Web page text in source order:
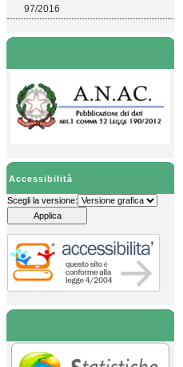
97/2016
Accessibilità
Scegli la versione: